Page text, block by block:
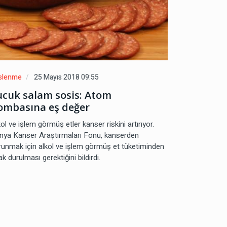
25 Mayıs 2018 09:55
salam sosis: Atom
eş değer
ve işlem görmüş etler kanser riskini artırıyor.
Kanser Araştırmaları Fonu, kanserden
için alkol ve işlem görmüş et tüketiminden
durulması gerektiğini bildirdi.